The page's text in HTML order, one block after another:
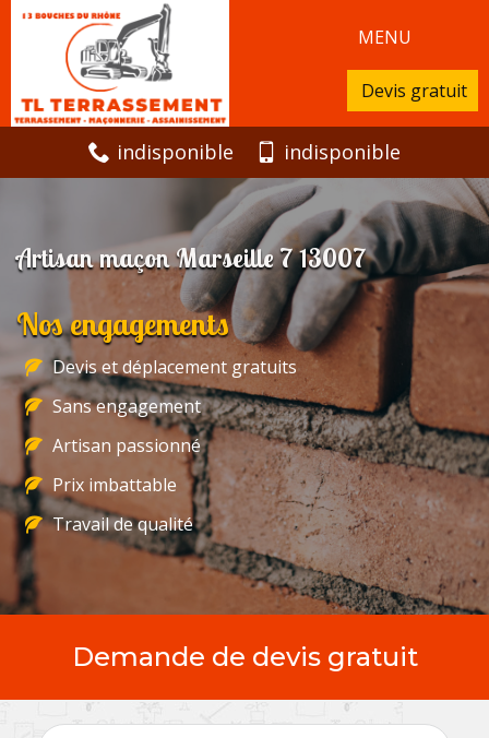
MENU
Devis gratuit
indisponible indisponible
Artisan maçon Marseille 7 13007
Nos engagements
Devis et déplacement gratuits
Sans engagement
Artisan passionné
Prix imbattable
Travail de qualité
Demande de devis gratuit